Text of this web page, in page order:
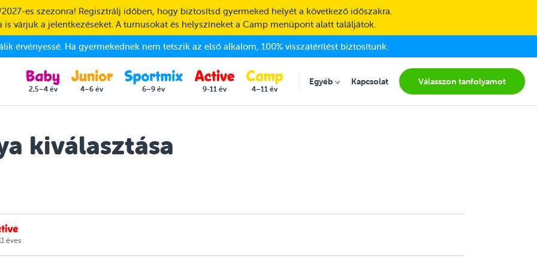
es szezonra! Regisztrálj időben, hogy biztosítsd gyermeked helyét a következő időszakra.
is várjuk a jelentkezéseket. A turnusokat és helyszíneket a Camp menüpont alatt találjátok.
érvényessé. Ha gyermekednek nem tetszik az első alkalom, 100% visszatérítést biztosítunk.
2,5–4 év 4–6 év 6–9 év 9-11 év 4–11 év
EgyébSubmenu for "Egyéb"
Kapcsolat Válasszon tanfolyamot(current)
kiválasztása
éves